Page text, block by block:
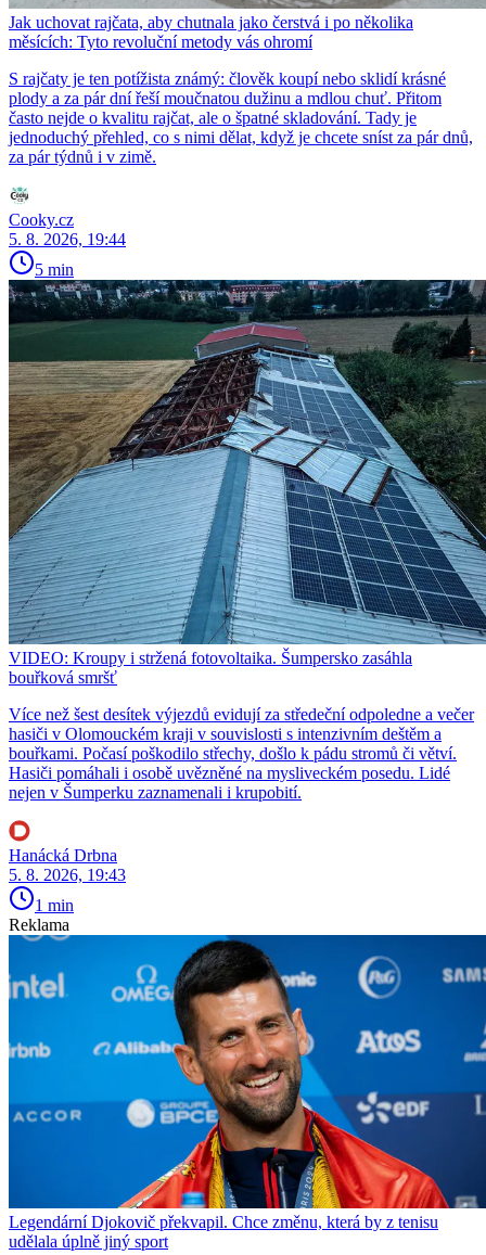
Jak uchovat rajčata, aby chutnala jako čerstvá i po několika
měsících: Tyto revoluční metody vás ohromí
S rajčaty je ten potížista známý: člověk koupí nebo sklidí krásné
plody a za pár dní řeší moučnatou dužinu a mdlou chuť. Přitom
často nejde o kvalitu rajčat, ale o špatné skladování. Tady je
jednoduchý přehled, co s nimi dělat, když je chcete sníst za pár dnů,
za pár týdnů i v zimě.
Cooky.cz
5. 8. 2026, 19:44
5 min
VIDEO: Kroupy i stržená fotovoltaika. Šumpersko zasáhla
bouřková smršť
Více než šest desítek výjezdů evidují za středeční odpoledne a večer
hasiči v Olomouckém kraji v souvislosti s intenzivním deštěm a
bouřkami. Počasí poškodilo střechy, došlo k pádu stromů či větví.
Hasiči pomáhali i osobě uvězněné na mysliveckém posedu. Lidé
nejen v Šumperku zaznamenali i krupobití.
Hanácká Drbna
5. 8. 2026, 19:43
1 min
Reklama
Legendární Djokovič překvapil. Chce změnu, která by z tenisu
udělala úplně jiný sport